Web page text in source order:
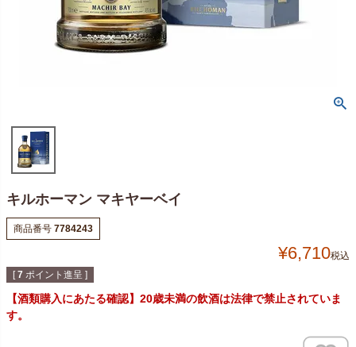
キルホーマン マキヤーベイ
商品番号 7784243
¥6,710税込
[ 7 ポイント進呈 ]
【酒類購入にあたる確認】20歳未満の飲酒は法律で禁止されていま
す。